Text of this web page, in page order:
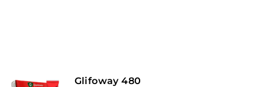
Glifoway 480